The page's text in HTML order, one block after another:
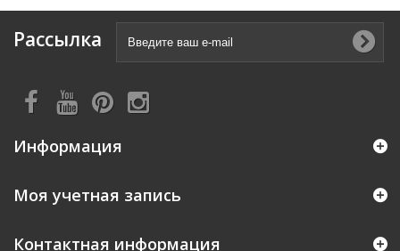
Рассылка
Информация
Моя учетная запись
Контактная информация